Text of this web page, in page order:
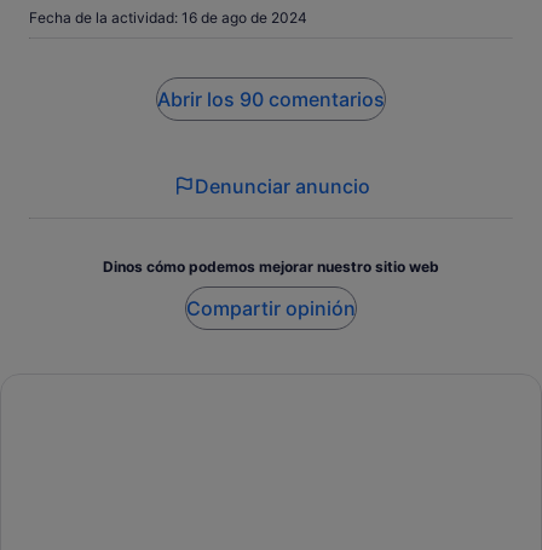
Fecha de la actividad: 16 de ago de 2024
Abrir los 90 comentarios
Denunciar anuncio
Dinos cómo podemos mejorar nuestro sitio web
Compartir opinión